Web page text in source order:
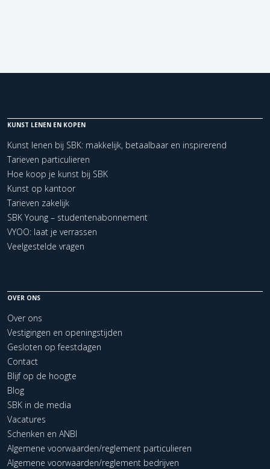
KUNST LENEN EN KOPEN
Kunst lenen bij SBK: makkelijk, betaalbaar en inspirerend
Tarieven particulieren
Hoe koop je kunst bij SBK
Kunst op kantoor
Tarieven zakelijk
SBK Young – studentenabonnement
VYOO: laat je verrassen
Veelgestelde vragen
OVER ONS
Over ons
Vestigingen en openingstijden
Gesloten op feestdagen
Contact
Blijf op de hoogte
Blog
SBK in de media
Vacatures
Schenken en ANBI
Algemene voorwaarden/reglement particulieren
Algemene voorwaarden/reglement bedrijven